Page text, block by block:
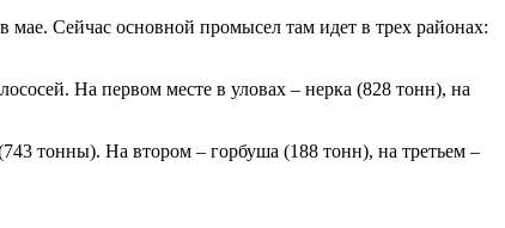
мае. Сейчас основной промысел там идет в трех районах:
На первом месте в уловах – нерка (828 тонн), на
тонны). На втором – горбуша (188 тонн), на третьем –